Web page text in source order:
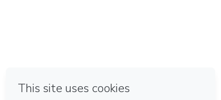
Feito com ❤ na Cidade do México